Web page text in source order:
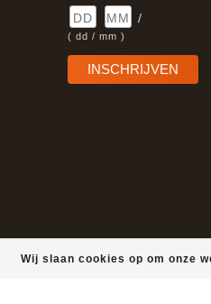
Wij slaan cookies op om onze
/
( dd / mm )